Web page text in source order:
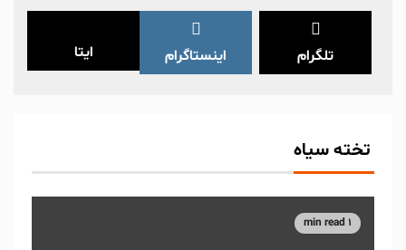
تلگرام اینستاگرام ایتا
تخته سیاه
1 min read